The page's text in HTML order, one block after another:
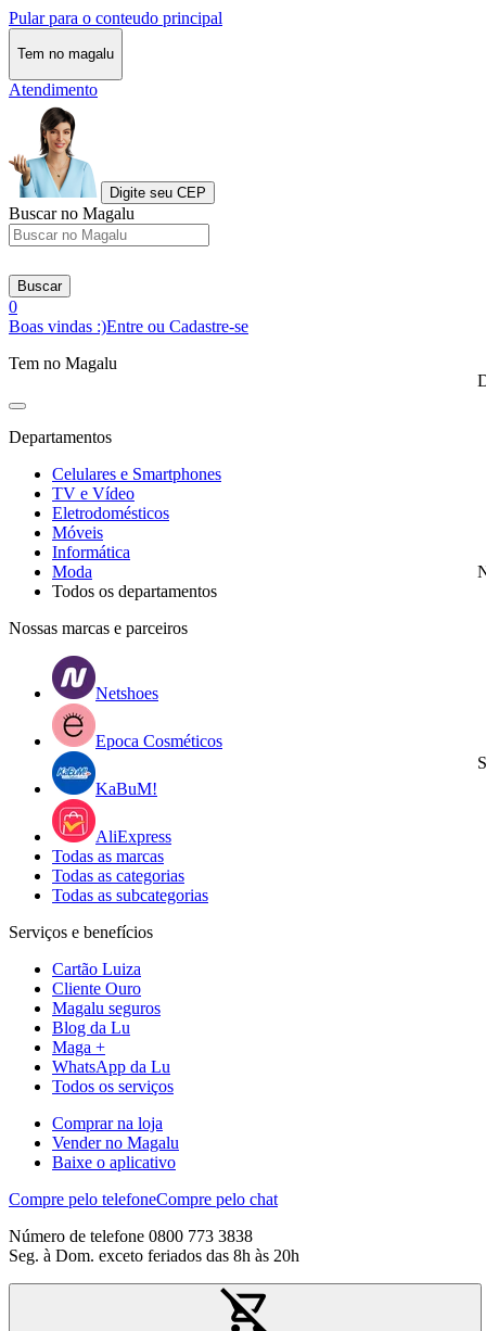
Pular para o conteudo principal
Tem no magalu
Atendimento
Digite seu CEP
Buscar no Magalu
Buscar
0
Boas vindas :)Entre ou Cadastre-se
Tem no Magalu
Departamentos
Celulares e Smartphones
TV e Vídeo
Eletrodomésticos
Móveis
Informática
Moda
Todos os departamentos
Nossas marcas e parceiros
Netshoes
Epoca Cosméticos
KaBuM!
AliExpress
Todas as marcas
Todas as categorias
Todas as subcategorias
Serviços e benefícios
Cartão Luiza
Cliente Ouro
Magalu seguros
Blog da Lu
Maga +
WhatsApp da Lu
Todos os serviços
Comprar na loja
Vender no Magalu
Baixe o aplicativo
Compre pelo telefoneCompre pelo chat
Número de telefone 0800 773 3838
Seg. à Dom. exceto feriados das 8h às 20h